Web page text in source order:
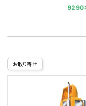
9290
お取り寄せ